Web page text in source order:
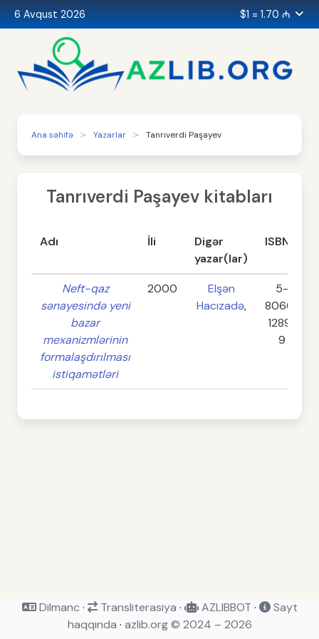
6 Avqust 2026 $1 = 1.70 ₼
Ana səhifə Yazarlar Tanrıverdi Paşayev
Tanrıverdi Paşayev kitabları
Adı İli
Digər
yazar(lar)
ISBN
Neft-qaz
sənayesində yeni
bazar
mexanizmlərinin
formalaşdırılması
istiqamətləri
2000
Elşən
Hacızadə,
5-
8066-
1289-
9
Dilmanc · Transliterasiya · AZLIBBOT ·
Sayt
haqqında · azlib.org © 2024 – 2026